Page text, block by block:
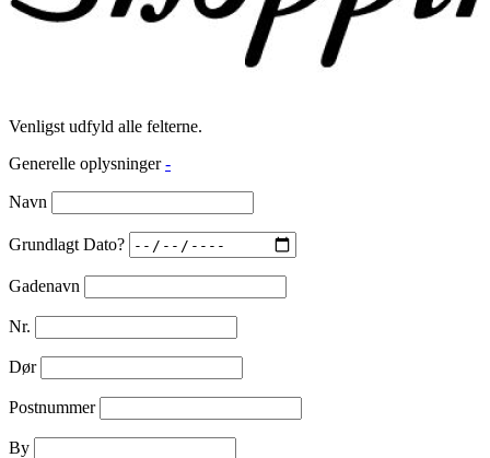
Venligst udfyld alle felterne.
Generelle oplysninger -
Navn
Grundlagt Dato?
Gadenavn
Nr.
Dør
Postnummer
By